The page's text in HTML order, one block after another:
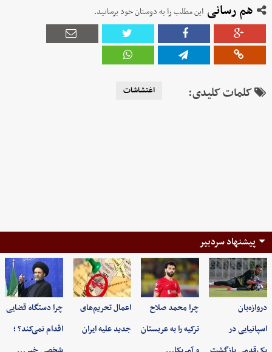
هم رسانی این مطلب را به دوستان خود برسانید.
کلمات کلیدی: اغتشاشات
پیشنهاد سردبیر
دروازه‌بان
اسپانیایی در
چرا محمد صلاح
ترکیه را به عربستان
اعمال تحریم‌های
جدید علیه ایران
چرا دستگاه قضایی
اقدام نمی‌کند؟ ؛